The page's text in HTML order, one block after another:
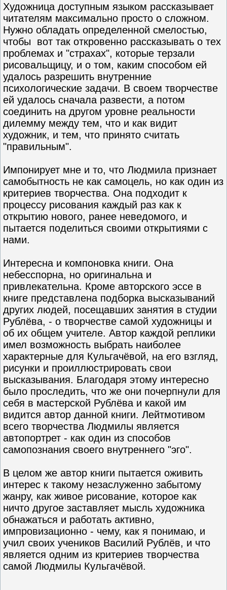
Художница доступным языком рассказывает
читателям максимально просто о сложном.
Нужно обладать определенной смелостью,
чтобы вот так откровенно рассказывать о тех
проблемах и "страхах", которые терзали
рисовальщицу, и о том, каким способом ей
удалось разрешить внутренние
психологические задачи. В своем творчестве
ей удалось сначала развести, а потом
соединить на другом уровне реальности
дилемму между тем, что и как видит
художник, и тем, что принято считать
"правильным".
Импонирует мне и то, что Людмила признает
самобытность не как самоцель, но как один из
критериев творчества. Она подходит к
процессу рисования каждый раз как к
открытию нового, ранее неведомого, и
пытается поделиться своими открытиями с
нами.
Интересна и компоновка книги. Она
небесспорна, но оригинальна и
привлекательна. Кроме авторского эссе в
книге представлена подборка высказываний
других людей, посещавших занятия в студии
Рублёва, - о творчестве самой художницы и
об их общем учителе. Автор каждой реплики
имел возможность выбрать наиболее
характерные для Кульгачёвой, на его взгляд,
рисунки и проиллюстрировать свои
высказывания. Благодаря этому интересно
было проследить, что же они почерпнули для
себя в мастерской Рублёва и какой им
видится автор данной книги. Лейтмотивом
всего творчества Людмилы является
автопортрет - как один из способов
самопознания своего внутреннего "эго".
В целом же автор книги пытается оживить
интерес к такому незаслуженно забытому
жанру, как живое рисование, которое как
ничто другое заставляет мысль художника
обнажаться и работать активно,
импровизационно - чему, как я понимаю, и
учил своих учеников Василий Рублёв, и что
является одним из критериев творчества
самой Людмилы Кульгачёвой.